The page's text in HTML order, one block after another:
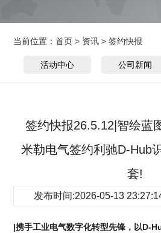
当前位置：首页 > 资讯 >签约快报
活动中心 公司新闻
签约快报26.5.12|智绘蓝
米勒电气签约利驰D-Hub
套!
发布时间:2026-05-13
|携手工业电气数字化转型先锋，以D-